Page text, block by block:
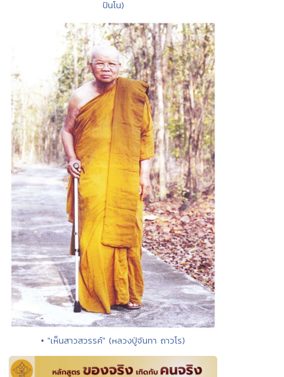
ปันโน)
• "เห็นสาวสวรรค์" (หลวงปู่จันทา ถาวโร)